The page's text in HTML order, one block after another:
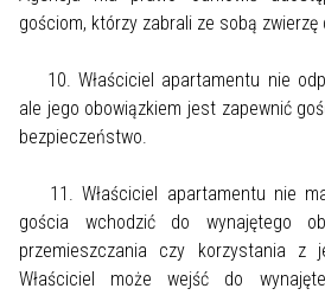
gościom, którzy zabrali ze sobą zwierzę
10. Właściciel apartamentu nie
ale jego obowiązkiem jest zapewnić
bezpieczeństwo.
11. Właściciel apartamentu nie
gościa wchodzić do wynajętego
przemieszczania czy korzystania z
Właściciel może wejść do